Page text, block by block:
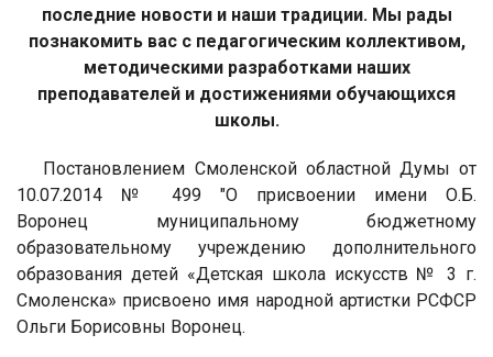
последние новости и наши традиции. Мы рады
познакомить вас с педагогическим коллективом,
методическими разработками наших
преподавателей и достижениями обучающихся
школы.
Постановлением Смоленской областной Думы от
10.07.2014 № 499 "О присвоении имени О.Б.
Воронец муниципальному бюджетному
образовательному учреждению дополнительного
образования детей «Детская школа искусств № 3 г.
Смоленска» присвоено имя народной артистки РСФСР
Ольги Борисовны Воронец.